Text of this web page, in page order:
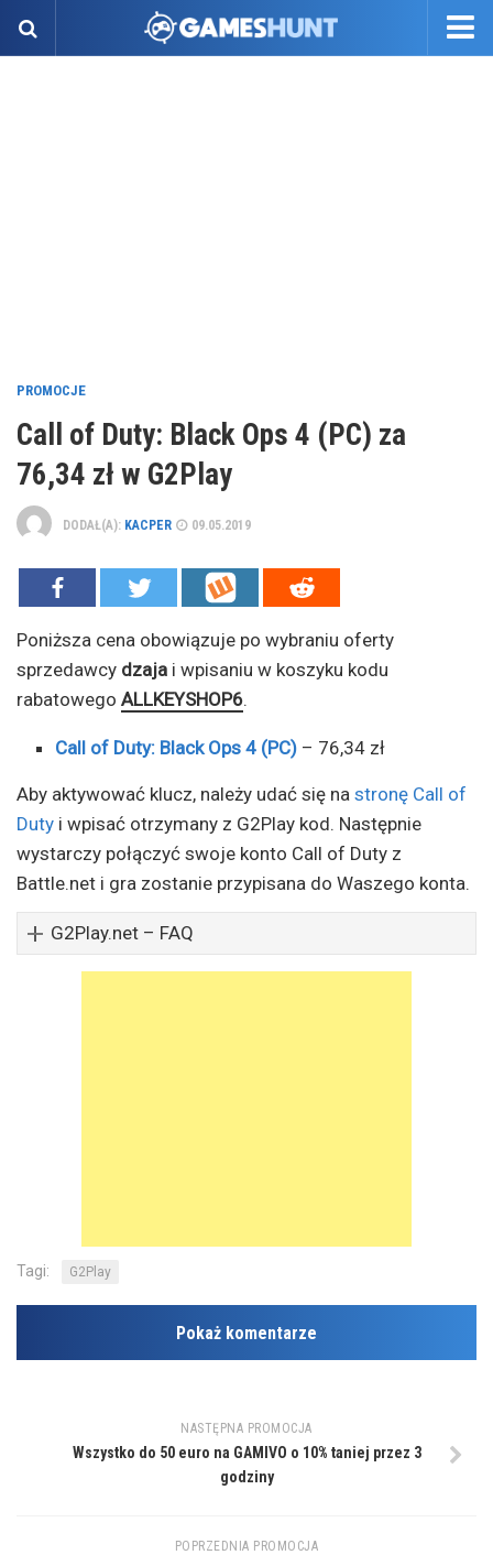
PROMOCJE
Call of Duty: Black Ops 4 (PC) za
76,34 zł w G2Play
DODAŁ(A): KACPER 09.05.2019
Poniższa cena obowiązuje po wybraniu oferty
sprzedawcy dzaja i wpisaniu w koszyku kodu
rabatowego ALLKEYSHOP6.
Call of Duty: Black Ops 4 (PC) – 76,34 zł
Aby aktywować klucz, należy udać się na stronę Call of
Duty i wpisać otrzymany z G2Play kod. Następnie
wystarczy połączyć swoje konto Call of Duty z
Battle.net i gra zostanie przypisana do Waszego konta.
G2Play.net – FAQ
Tagi: G2Play
Pokaż komentarze
NASTĘPNA PROMOCJA
Wszystko do 50 euro na GAMIVO o 10% taniej przez 3
godziny
POPRZEDNIA PROMOCJA